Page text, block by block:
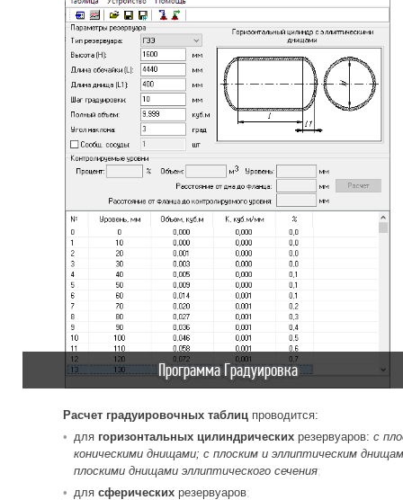
Программа Градуировка
Расчет градуировочных таблиц проводится:
для горизонтальных цилиндрических резервуаров: с
коническими днищами; с плоским и эллиптическим
плоскими днищами эллиптического сечения
для сферических резервуаров